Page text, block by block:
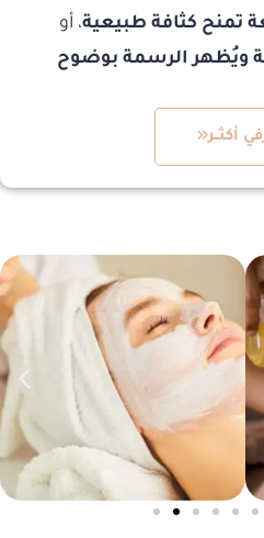
تمنح كثافة طبيعية، أو
ويُظهر الرسمة بوضوح
أكثــر